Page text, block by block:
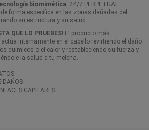
biomimética, 24/7 PERPETUAL
de forma específica en las zonas dañadas del
su estructura y su salud.
QUE LO PRUEBES! El producto más
internamente en el cabello revirtiendo el daño
químicos o el calor y restableciendo su fuerza y
la salud a tu melena.
DAÑOS
CAPILARES